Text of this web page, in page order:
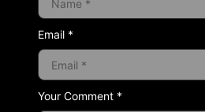
Your Comment *
Email *